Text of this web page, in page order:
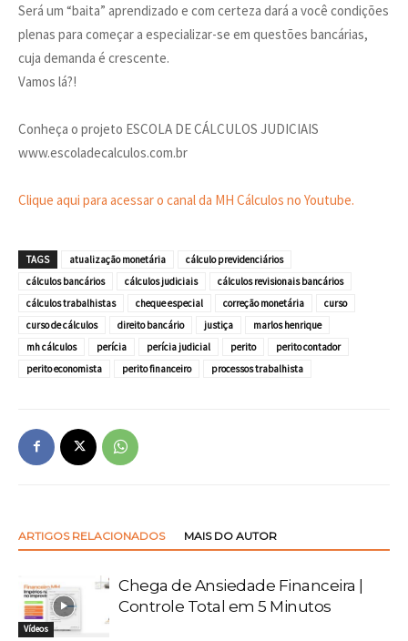
Será um “baita” aprendizado e com certeza dará a você condições
plenas para começar a especializar-se em questões bancárias,
cuja demanda é crescente.
Vamos lá?!
Conheça o projeto ESCOLA DE CÁLCULOS JUDICIAIS
www.escoladecalculos.com.br
Clique aqui para acessar o canal da MH Cálculos no Youtube.
TAGS atualização monetária
cálculo previdenciários
cálculos bancários
cálculos judiciais
cálculos revisionais bancários
cálculos trabalhistas
cheque especial correção monetária
curso
curso de cálculos
direito bancário justiça
marlos henrique
mh cálculos
perícia perícia judicial perito
perito contador
perito economista
perito financeiro processos trabalhista
ARTIGOS RELACIONADOS MAIS DO AUTOR
Vídeos
Chega de Ansiedade Financeira |
Controle Total em 5 Minutos